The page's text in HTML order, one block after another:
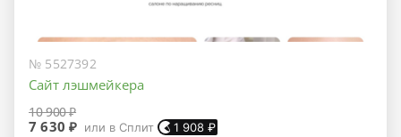
№ 5527392
Сайт лэшмейкера
10 900 ₽
7 630 ₽ или в Сплит 1 908 ₽